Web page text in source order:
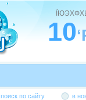
10
поиск по сайту в